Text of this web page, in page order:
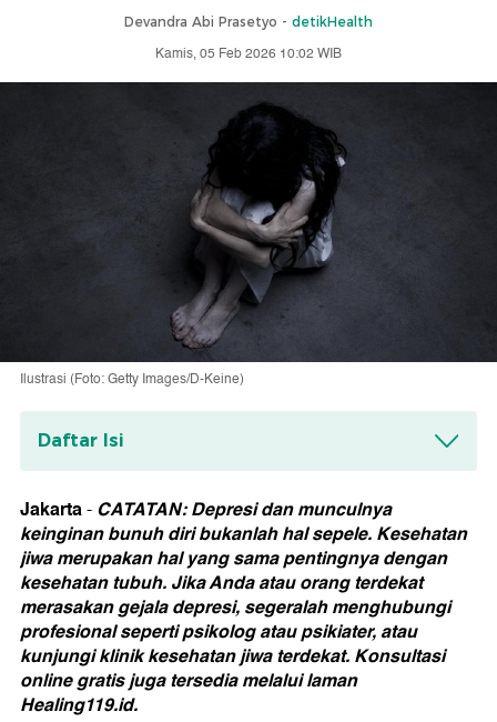
Devandra Abi Prasetyo - detikHealth
Kamis, 05 Feb 2026 10:02 WIB
Ilustrasi (Foto: Getty Images/D-Keine)
Daftar Isi
Keputusan Bunuh Diri Anak Tidak
Sesederhana Itu
Jakarta-CATATAN: Depresi dan munculnya
keinginan bunuh diri bukanlah hal sepele. Kesehatan
jiwa merupakan hal yang sama pentingnya dengan
kesehatan tubuh. Jika Anda atau orang terdekat
merasakan gejala depresi, segeralah menghubungi
profesional seperti psikolog atau psikiater, atau
kunjungi klinik kesehatan jiwa terdekat. Konsultasi
online gratis juga tersedia melalui laman
Healing119.id.